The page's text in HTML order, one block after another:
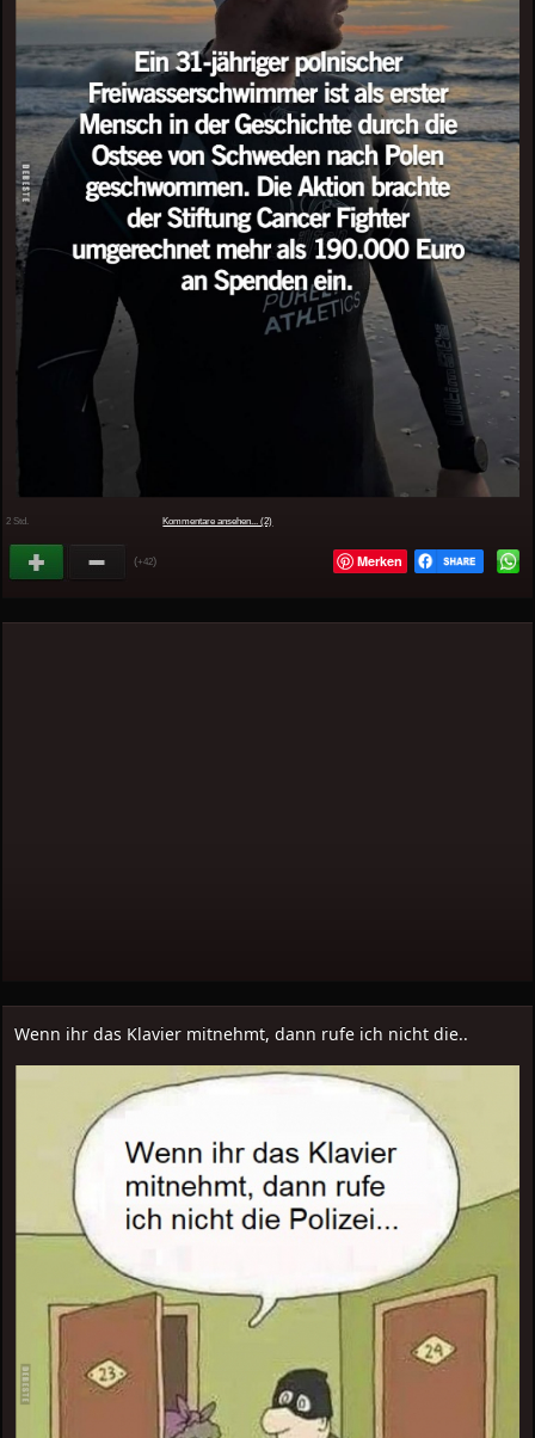
2 Std. Kommentare ansehen... (2)
(+42) Merken
Wenn ihr das Klavier mitnehmt, dann rufe ich nicht die..